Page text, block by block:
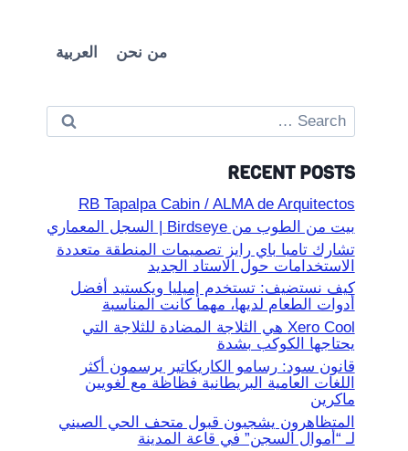
من نحن العربية
Search
for:
RECENT POSTS
RB Tapalpa Cabin / ALMA de Arquitectos
بيت من الطوب من Birdseye | السجل المعماري
تشارك تامبا باي رايز تصميمات المنطقة متعددة
الاستخدامات حول الاستاد الجديد
كيف نستضيف: تستخدم إميليا ويكستيد أفضل
أدوات الطعام لديها، مهما كانت المناسبة
Xero Cool هي الثلاجة المضادة للثلاجة التي
يحتاجها الكوكب بشدة
قانون سود: رسامو الكاريكاتير يرسمون أكثر
اللغات العامية البريطانية فظاظة مع لغويين
ماكرين
المتظاهرون يشجبون قبول متحف الحي الصيني
لـ “أموال السجن” في قاعة المدينة